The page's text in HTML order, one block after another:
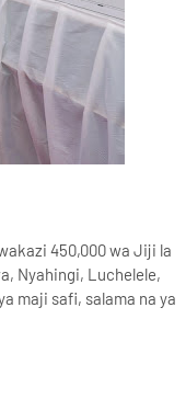
450,000 wa Jiji la
Nyahingi, Luchelele,
maji safi, salama na ya